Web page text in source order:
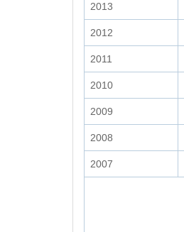
2013
2012
2011
2010
2009
2008
2007